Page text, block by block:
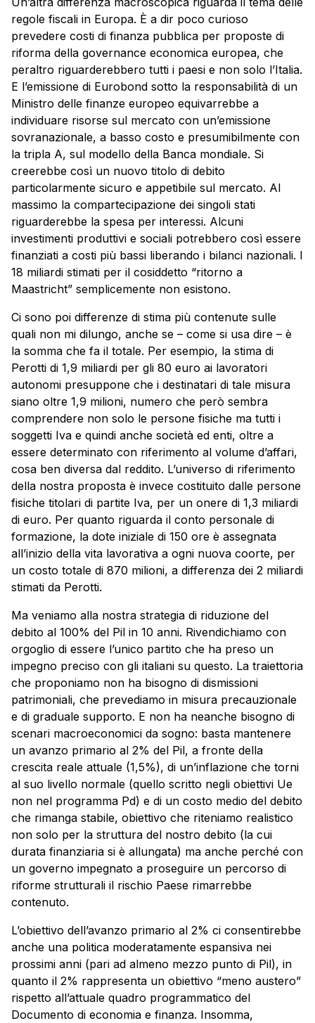
regole fiscali in Europa. È a dir poco curioso
prevedere costi di finanza pubblica per proposte di
riforma della governance economica europea, che
peraltro riguarderebbero tutti i paesi e non solo l’Italia.
E l’emissione di Eurobond sotto la responsabilità di un
Ministro delle finanze europeo equivarrebbe a
individuare risorse sul mercato con un’emissione
sovranazionale, a basso costo e presumibilmente con
la tripla A, sul modello della Banca mondiale. Si
creerebbe così un nuovo titolo di debito
particolarmente sicuro e appetibile sul mercato. Al
massimo la compartecipazione dei singoli stati
riguarderebbe la spesa per interessi. Alcuni
investimenti produttivi e sociali potrebbero così essere
finanziati a costi più bassi liberando i bilanci nazionali. I
18 miliardi stimati per il cosiddetto “ritorno a
Maastricht” semplicemente non esistono.
Ci sono poi differenze di stima più contenute sulle
quali non mi dilungo, anche se – come si usa dire – è
la somma che fa il totale. Per esempio, la stima di
Perotti di 1,9 miliardi per gli 80 euro ai lavoratori
autonomi presuppone che i destinatari di tale misura
siano oltre 1,9 milioni, numero che però sembra
comprendere non solo le persone fisiche ma tutti i
soggetti Iva e quindi anche società ed enti, oltre a
essere determinato con riferimento al volume d’affari,
cosa ben diversa dal reddito. L’universo di riferimento
della nostra proposta è invece costituito dalle persone
fisiche titolari di partite Iva, per un onere di 1,3 miliardi
di euro. Per quanto riguarda il conto personale di
formazione, la dote iniziale di 150 ore è assegnata
all’inizio della vita lavorativa a ogni nuova coorte, per
un costo totale di 870 milioni, a differenza dei 2 miliardi
stimati da Perotti.
Ma veniamo alla nostra strategia di riduzione del
debito al 100% del Pil in 10 anni. Rivendichiamo con
orgoglio di essere l’unico partito che ha preso un
impegno preciso con gli italiani su questo. La traiettoria
che proponiamo non ha bisogno di dismissioni
patrimoniali, che prevediamo in misura precauzionale
e di graduale supporto. E non ha neanche bisogno di
scenari macroeconomici da sogno: basta mantenere
un avanzo primario al 2% del Pil, a fronte della
crescita reale attuale (1,5%), di un’inflazione che torni
al suo livello normale (quello scritto negli obiettivi Ue
non nel programma Pd) e di un costo medio del debito
che rimanga stabile, obiettivo che riteniamo realistico
non solo per la struttura del nostro debito (la cui
durata finanziaria si è allungata) ma anche perché con
un governo impegnato a proseguire un percorso di
riforme strutturali il rischio Paese rimarrebbe
contenuto.
L’obiettivo dell’avanzo primario al 2% ci consentirebbe
anche una politica moderatamente espansiva nei
prossimi anni (pari ad almeno mezzo punto di Pil), in
quanto il 2% rappresenta un obiettivo “meno austero”
rispetto all’attuale quadro programmatico del
Documento di economia e finanza. Insomma,